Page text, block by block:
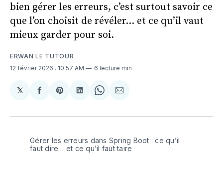
bien gérer les erreurs, c’est surtout savoir ce
que l’on choisit de révéler… et ce qu’il vaut
mieux garder pour soi.
ERWAN LE TUTOUR
12 février 2026 . 10:57 AM 6 lecture min
𝕏Share
X
Partager
Facebook
Share
Pinterest
Partager
LinkedIn
Share
WhatsApp
Partager
Courriel
Gérer les erreurs dans Spring Boot : ce qu’il
faut dire… et ce qu’il faut taire